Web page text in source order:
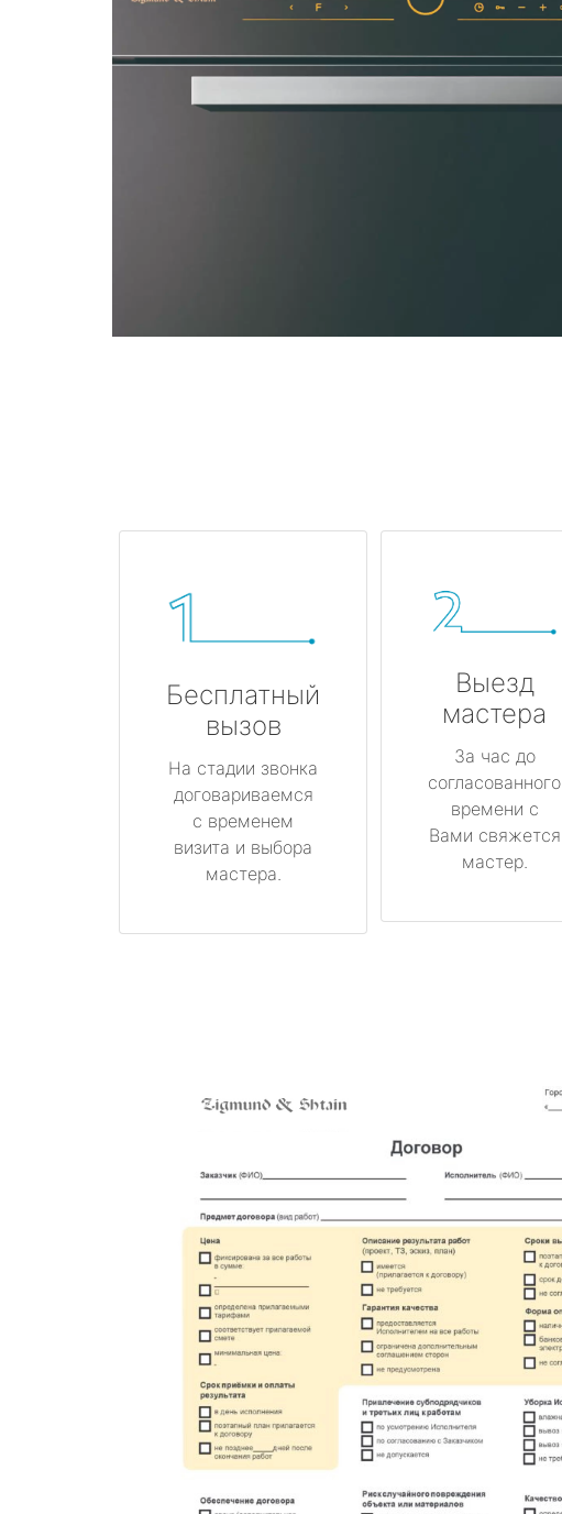
Бесплатный
вызов
На стадии звонка
договариваемся
с временем
визита и выбора
мастера.
Выезд
мастера
За час до
согласованного
времени с
Вами свяжется
мастер.